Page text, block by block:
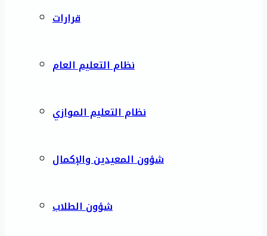
قرارات
نظام التعليم العام
نظام التعليم الموازي
شؤون المعيدين والإكمال
شؤون الطلاب